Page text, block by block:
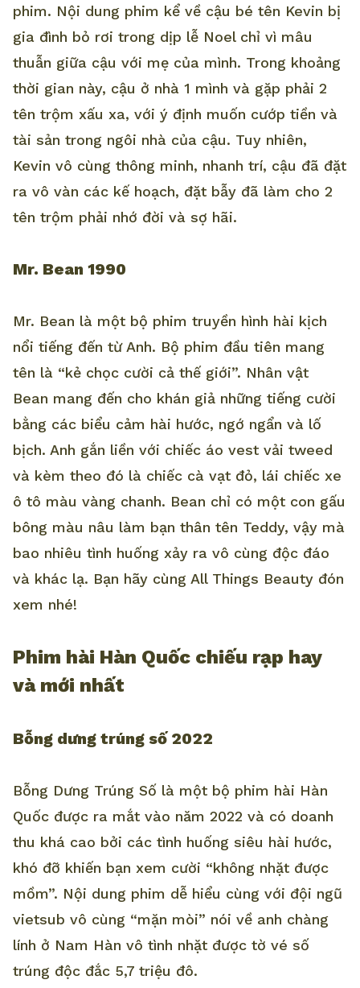
phim. Nội dung phim kể về cậu bé tên Kevin bị
gia đình bỏ rơi trong dịp lễ Noel chỉ vì mâu
thuẫn giữa cậu với mẹ của mình. Trong khoảng
thời gian này, cậu ở nhà 1 mình và gặp phải 2
tên trộm xấu xa, với ý định muốn cướp tiền và
tài sản trong ngôi nhà của cậu. Tuy nhiên,
Kevin vô cùng thông minh, nhanh trí, cậu đã đặt
ra vô vàn các kế hoạch, đặt bẫy đã làm cho 2
tên trộm phải nhớ đời và sợ hãi.
Mr. Bean 1990
Mr. Bean là một bộ phim truyền hình hài kịch
nổi tiếng đến từ Anh. Bộ phim đầu tiên mang
tên là “kẻ chọc cười cả thế giới”. Nhân vật
Bean mang đến cho khán giả những tiếng cười
bằng các biểu cảm hài hước, ngớ ngẩn và lố
bịch. Anh gắn liền với chiếc áo vest vải tweed
và kèm theo đó là chiếc cà vạt đỏ, lái chiếc xe
ô tô màu vàng chanh. Bean chỉ có một con gấu
bông màu nâu làm bạn thân tên Teddy, vậy mà
bao nhiêu tình huống xảy ra vô cùng độc đáo
và khác lạ. Bạn hãy cùng All Things Beauty đón
xem nhé!
Phim hài Hàn Quốc chiếu rạp hay
và mới nhất
Bỗng dưng trúng số 2022
Bỗng Dưng Trúng Số là một bộ phim hài Hàn
Quốc được ra mắt vào năm 2022 và có doanh
thu khá cao bởi các tình huống siêu hài hước,
khó đỡ khiến bạn xem cười “không nhặt được
mồm”. Nội dung phim dễ hiểu cùng với đội ngũ
vietsub vô cùng “mặn mòi” nói về anh chàng
lính ở Nam Hàn vô tình nhặt được tờ vé số
trúng độc đắc 5,7 triệu đô.